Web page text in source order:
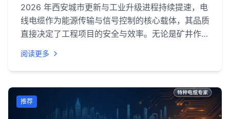
2026 年西安城市更新与工业升级进程持续提速，电
线电缆作为能源传输与信号控制的核心载体，其品质
直接决定了工程项目的安全与效率。无论是矿井作业
设备联动，都离不开优质的电线电缆、控制电缆、防
火电缆、矿用电缆产品支撑。结合企业实力、产品品
质、市场口碑等多维度指标，特整理出 2026 年西
安电线电缆厂家 TOP5 榜单，为各类采购需求提供
可靠参考。
阅读更多
推荐